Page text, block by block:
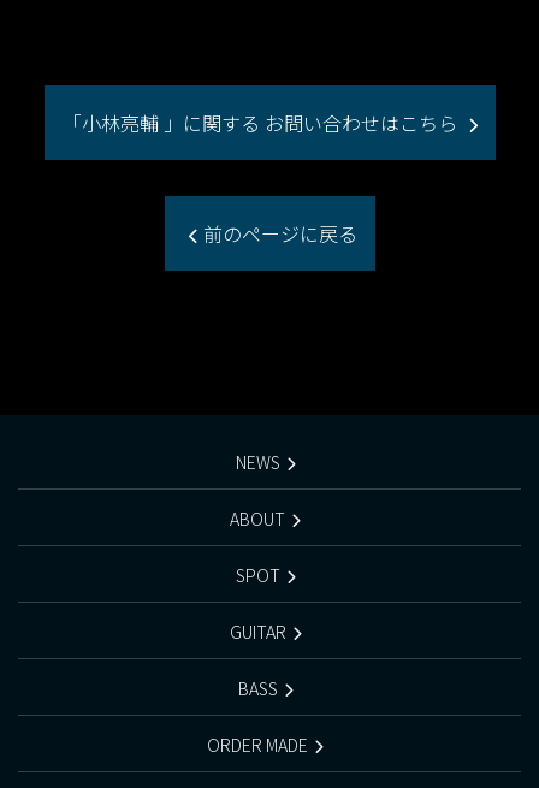
「小林亮輔 」に関する お問い合わせはこちら
前のページに戻る
NEWS
ABOUT
SPOT
GUITAR
BASS
ORDER MADE